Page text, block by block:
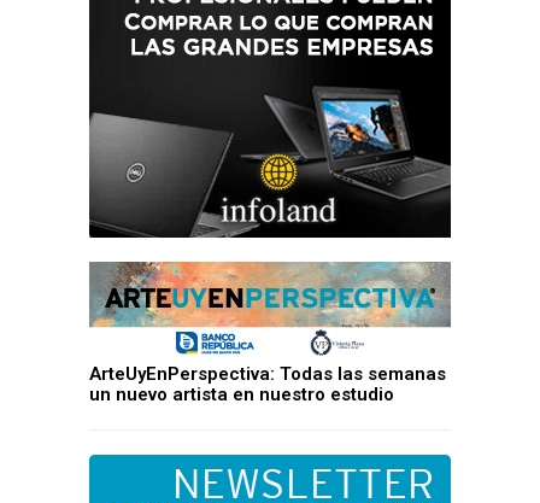
ArteUyEnPerspectiva: Todas las semanas
un nuevo artista en nuestro estudio